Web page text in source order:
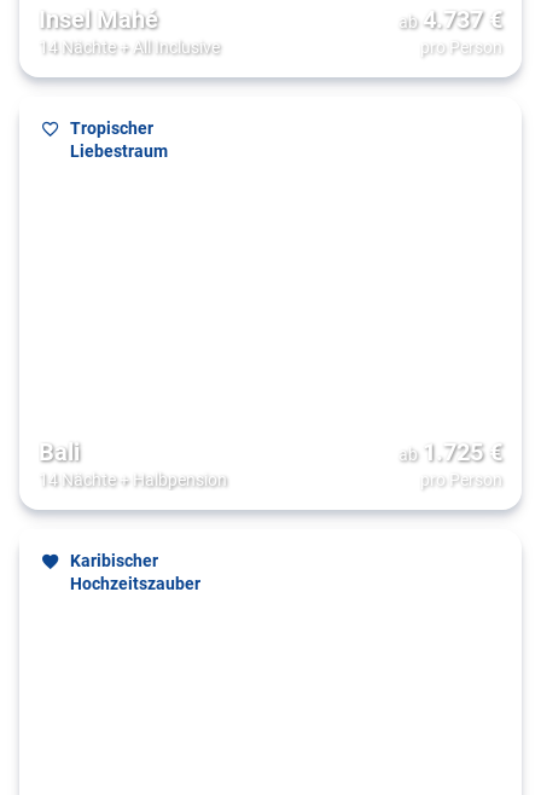
Insel Mahé
14 Nächte+ All Inclusive
ab 4.737€
pro Person
Tropischer
Liebestraum
Bali
14 Nächte+ Halbpension
ab 1.725€
pro Person
Karibischer
Hochzeitszauber